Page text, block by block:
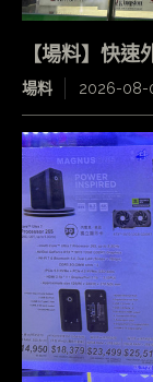
【場料】快
場料 2026-08-